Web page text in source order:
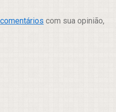
comentários com sua opinião,